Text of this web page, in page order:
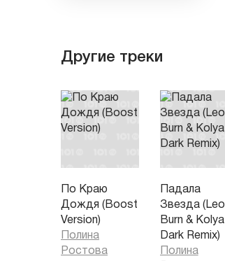
Другие треки
По Краю
Дождя (Boost
Version)
Полина
Ростова
Падала
Звезда (Leo
Burn & Kolya
Dark Remix)
Полина